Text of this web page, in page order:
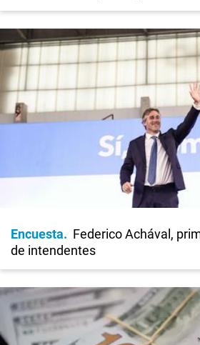
Encuesta
Federico Achával,
de intendentes